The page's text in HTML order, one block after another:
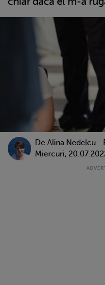
De Alina Nedelcu -
Miercuri,